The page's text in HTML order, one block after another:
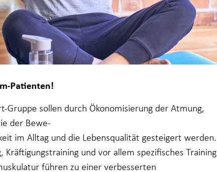
Patienten!
Gruppe sollen durch Ökonomisierung der Atmung,
der Bewe-
im Alltag und die Lebensqualität gesteigert werden.
und vor allem spezifisches Training
führen zu einer verbesserten